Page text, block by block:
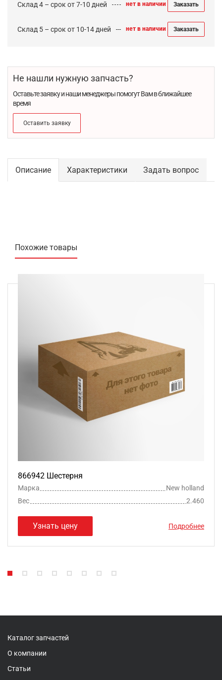
Склад 4 – срок от 7-10 дней нет в наличии Заказать
Склад 5 – срок от 10-14 дней нет в наличии Заказать
Не нашли нужную запчасть?
Оставьте заявку и наши менеджеры помогут Вам в ближайшее
время
Оставить заявку
Описание Характеристики Задать вопрос
Похожие товары
866942 Шестерня
Марка
New holland
Вес
2.460
Узнать цену Подробнее
Каталог запчастей
О компании
Статьи